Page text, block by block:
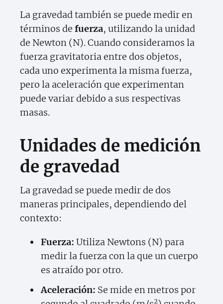
La gravedad también se puede medir en
términos de fuerza, utilizando la unidad
de Newton (N). Cuando consideramos la
fuerza gravitatoria entre dos objetos,
cada uno experimenta la misma fuerza,
pero la aceleración que experimentan
puede variar debido a sus respectivas
masas.
Unidades de medición
de gravedad
La gravedad se puede medir de dos
maneras principales, dependiendo del
contexto:
Fuerza: Utiliza Newtons (N) para
medir la fuerza con la que un cuerpo
es atraído por otro.
Aceleración: Se mide en metros por
2